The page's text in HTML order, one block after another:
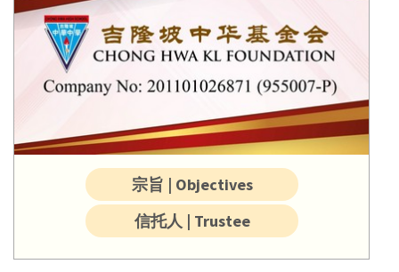
宗旨 | Objectives
信托人 | Trustee